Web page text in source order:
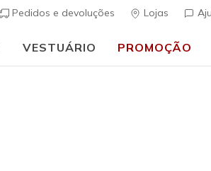
Pedidos e devoluções Lojas
VESTUÁRIO PROMOÇÃO